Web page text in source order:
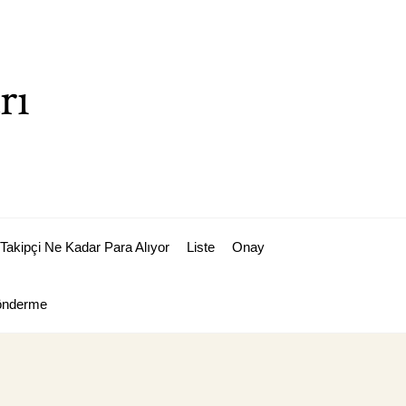
Ne Kadar Para Alıyor Liste Onay